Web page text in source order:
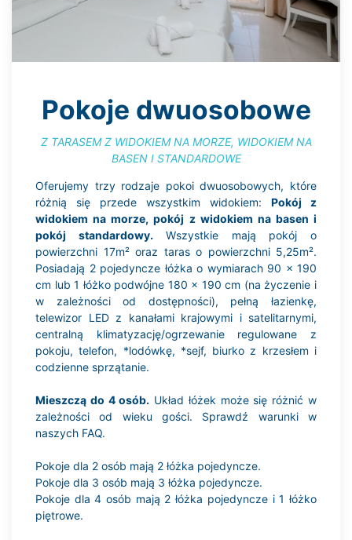
Pokoje dwuosobowe
Z TARASEM Z WIDOKIEM NA MORZE, WIDOKIEM NA
BASEN I STANDARDOWE
Oferujemy trzy rodzaje pokoi dwuosobowych, które
różnią się przede wszystkim widokiem: Pokój z
widokiem na morze, pokój z widokiem na basen i
pokój standardowy.Wszystkie mają pokój o
powierzchni 17m² oraz taras o powierzchni 5,25m².
Posiadają 2 pojedyncze łóżka o wymiarach 90 x 190
cm lub 1 łóżko podwójne 180 x 190 cm (na życzenie i
w zależności od dostępności), pełną łazienkę,
telewizor LED z kanałami krajowymi i satelitarnymi,
centralną klimatyzację/ogrzewanie regulowane z
pokoju, telefon, *lodówkę, *sejf, biurko z krzesłem i
codzienne sprzątanie.
Mieszczą do 4 osób. Układ łóżek może się różnić w
zależności od wieku gości. Sprawdź warunki w
naszych FAQ.
Pokoje dla 2 osób mają 2 łóżka pojedyncze.
Pokoje dla 3 osób mają 3 łóżka pojedyncze.
Pokoje dla 4 osób mają 2 łóżka pojedyncze i 1 łóżko
piętrowe.